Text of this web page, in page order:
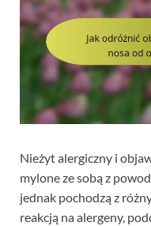
Nieżyt alergiczny i
mylone ze sobą z
jednak pochodzą z
reakcją na alergeny,